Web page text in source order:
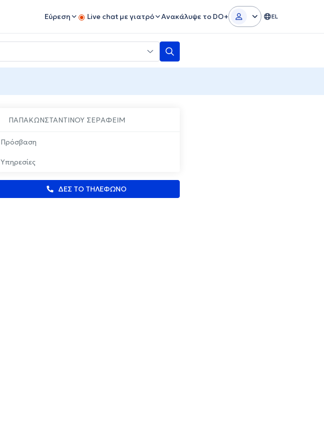
Εύρεση Live chat με γιατρό Ανακάλυψε το DO+ EL
ΠΑΠΑΚΩΝΣΤΑΝΤΙΝΟΥ ΣΕΡΑΦΕΙΜ
Πρόσβαση
Υπηρεσίες
ΔΕΣ ΤΟ ΤΗΛΕΦΩΝΟ